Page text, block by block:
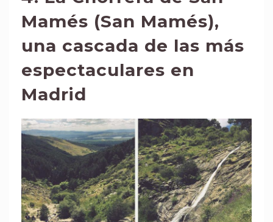
Mamés (San Mamés),
una cascada de las más
espectaculares en
Madrid